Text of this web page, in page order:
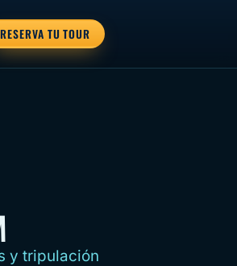
RESERVA TU TOUR
y tripulación